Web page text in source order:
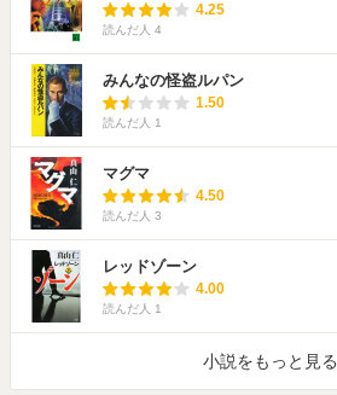
4.25
読んだ人 4
みんなの怪盗ルパン
1.50
読んだ人 1
マグマ
4.50
読んだ人 3
レッドゾーン
4.00
読んだ人 1
小説をもっと見る